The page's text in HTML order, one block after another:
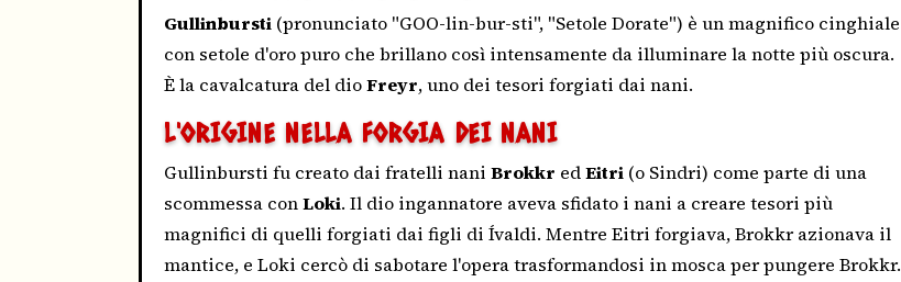
Gullinbursti (pronunciato "GOO-lin-bur-sti", "Setole Dorate") è un magnifico cinghiale
con setole d'oro puro che brillano così intensamente da illuminare la notte più oscura.
È la cavalcatura del dioFreyr, uno dei tesori forgiati dai nani.
L'ORIGINE NELLA FORGIA DEI NANI
Gullinbursti fu creato dai fratelli nani Brokkr edEitri (o Sindri) come parte di una
scommessa conLoki. Il dio ingannatore aveva sfidato i nani a creare tesori più
magnifici di quelli forgiati dai figli di Ívaldi. Mentre Eitri forgiava, Brokkr azionava il
mantice, e Loki cercò di sabotare l'opera trasformandosi in mosca per pungere Brokkr.